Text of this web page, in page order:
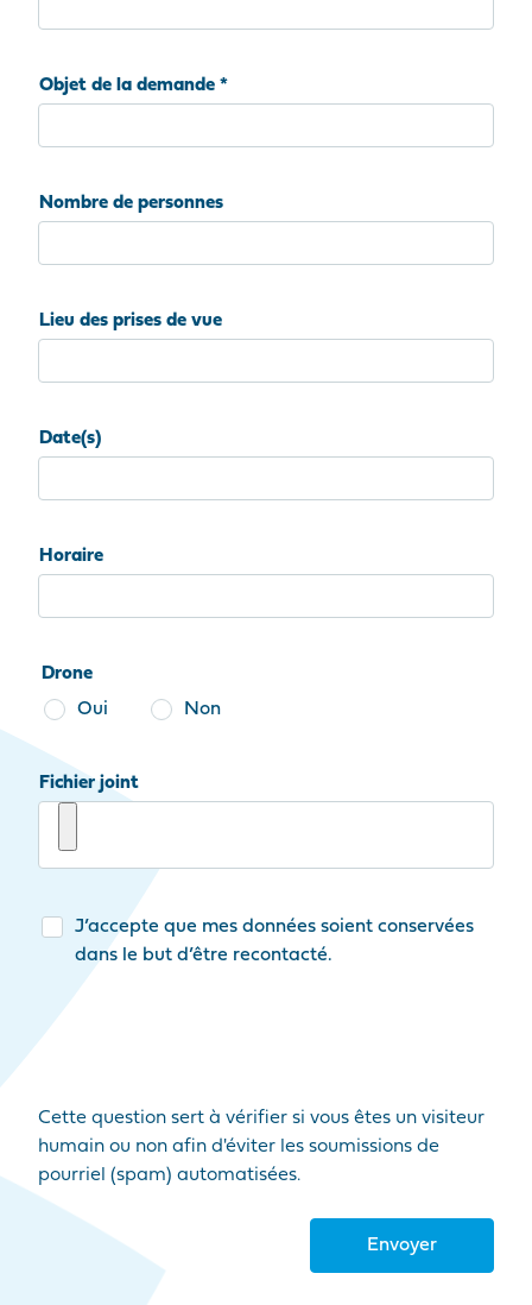
Objet de la demande
Nombre de personnes
Lieu des prises de vue
Date(s)
Horaire
Drone
Oui
Non
Fichier joint
J’accepte que mes données soient conservées
dans le but d’être recontacté.
Cette question sert à vérifier si vous êtes un visiteur
humain ou non afin d'éviter les soumissions de
pourriel (spam) automatisées.